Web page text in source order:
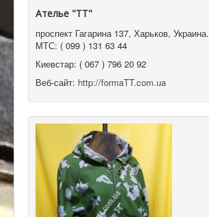
Ателье "ТТ"
проспект Гагарина 137, Харьков, Украина.
МТС: ( 099 ) 131 63 44
Киевстар: ( 067 ) 796 20 92
Веб-сайт: http://formaTT.com.ua